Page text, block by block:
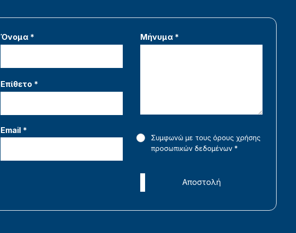
Όνομα *
Επίθετο *
Email *
Μήνυμα *
Συμφωνώ με τους όρους χρήσης
προσωπικών δεδομένων *
Αποστολή